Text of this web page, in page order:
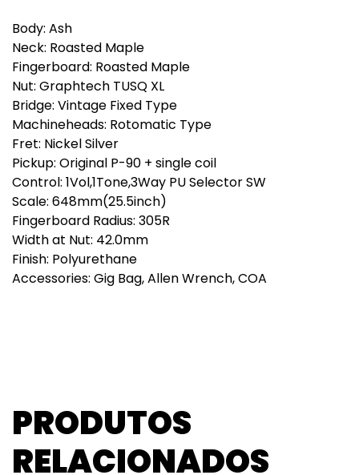
Body: Ash
Neck: Roasted Maple
Fingerboard: Roasted Maple
Nut: Graphtech TUSQ XL
Bridge: Vintage Fixed Type
Machineheads: Rotomatic Type
Fret: Nickel Silver
Pickup: Original P-90 + single coil
Control: 1Vol,1Tone,3Way PU Selector SW
Scale: 648mm(25.5inch)
Fingerboard Radius: 305R
Width at Nut: 42.0mm
Finish: Polyurethane
Accessories: Gig Bag, Allen Wrench, COA
PRODUTOS
RELACIONADOS